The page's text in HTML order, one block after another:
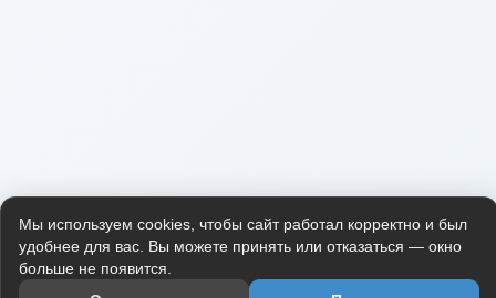
Мы используем cookies, чтобы сайт работал корректно и был
удобнее для вас. Вы можете принять или отказаться — окно
больше не появится.